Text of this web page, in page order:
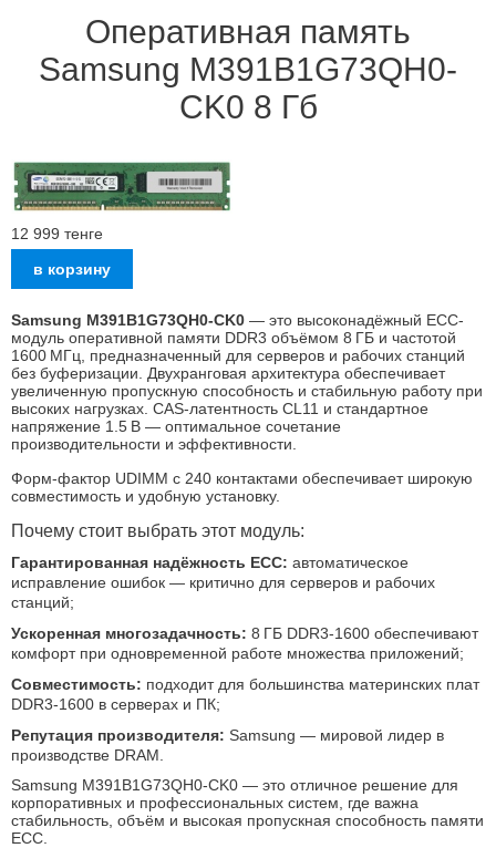
Оперативная память
Samsung M391B1G73QH0-
CK0 8 Гб
12 999 тенге
Samsung M391B1G73QH0‑CK0 — это высоконадёжный ECC-
модуль оперативной памяти DDR3 объёмом 8 ГБ и частотой
1600 МГц, предназначенный для серверов и рабочих станций
без буферизации. Двухранговая архитектура обеспечивает
увеличенную пропускную способность и стабильную работу при
высоких нагрузках. CAS‑латентность CL11 и стандартное
напряжение 1.5 В — оптимальное сочетание
производительности и эффективности.
Форм-фактор UDIMM с 240 контактами обеспечивает широкую
совместимость и удобную установку.
Почему стоит выбрать этот модуль:
Гарантированная надёжность ECC: автоматическое
исправление ошибок — критично для серверов и рабочих
станций;
Ускоренная многозадачность: 8 ГБ DDR3‑1600 обеспечивают
комфорт при одновременной работе множества приложений;
Совместимость: подходит для большинства материнских плат
DDR3‑1600 в серверах и ПК;
Репутация производителя: Samsung — мировой лидер в
производстве DRAM.
Samsung M391B1G73QH0‑CK0 — это отличное решение для
корпоративных и профессиональных систем, где важна
стабильность, объём и высокая пропускная способность памяти
ECC.